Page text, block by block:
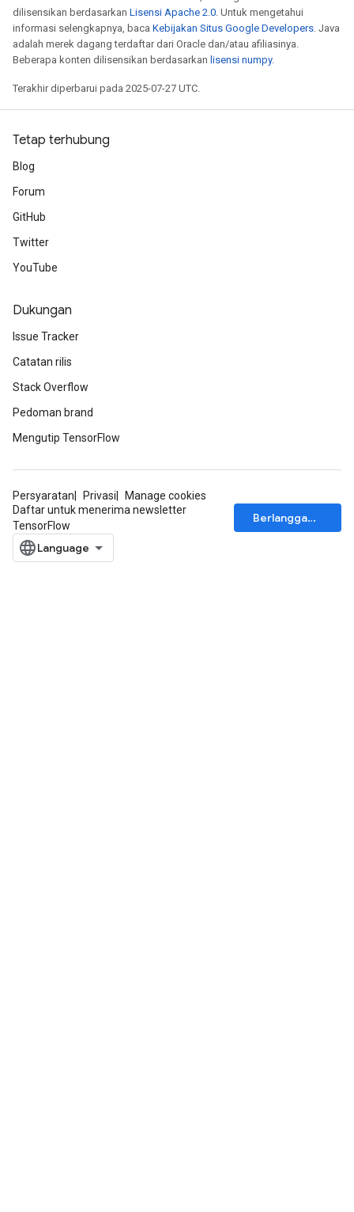
dilisensikan berdasarkan Lisensi Apache 2.0. Untuk mengetahui
informasi selengkapnya, baca Kebijakan Situs Google Developers. Java
adalah merek dagang terdaftar dari Oracle dan/atau afiliasinya.
Beberapa konten dilisensikan berdasarkan lisensi numpy.
Terakhir diperbarui pada 2025-07-27 UTC.
Tetap terhubung
Blog
Forum
GitHub
Twitter
YouTube
Dukungan
Issue Tracker
Catatan rilis
Stack Overflow
Pedoman brand
Mengutip TensorFlow
Persyaratan Privasi
Manage cookies
Daftar untuk menerima newsletter
TensorFlow
Berlangganan